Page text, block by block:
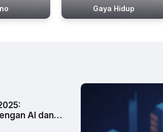
Gaya Hidup
AI dan